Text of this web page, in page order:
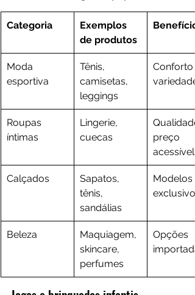
Categoria
Exemplos
de produtos
Moda
esportiva
Tênis,
camisetas,
leggings
Conforto
variedade
Roupas
íntimas
Lingerie,
cuecas
preço
acessível
Calçados
Sapatos,
tênis,
sandálias
Modelos
exclusivos
Beleza
Maquiagem,
skincare,
perfumes
Opções